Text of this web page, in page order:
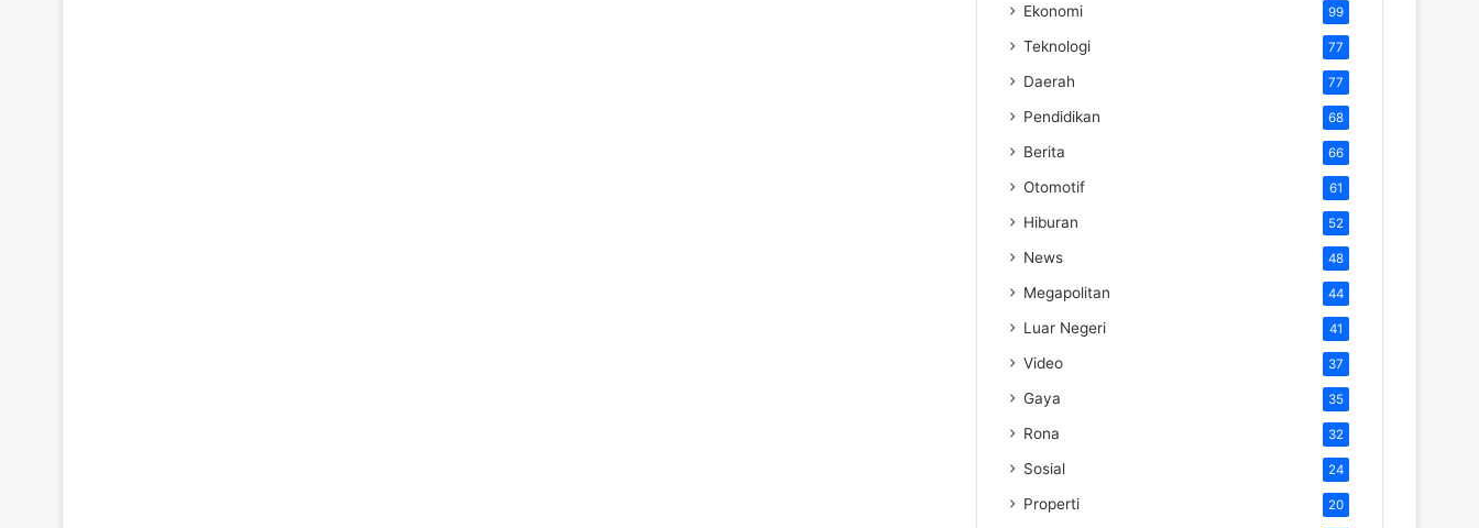
Ekonomi 99
Teknologi 77
Daerah 77
Pendidikan 68
Berita 66
Otomotif 61
Hiburan 52
News 48
Megapolitan 44
Luar Negeri 41
Video 37
Gaya 35
Rona 32
Sosial 24
Properti 20